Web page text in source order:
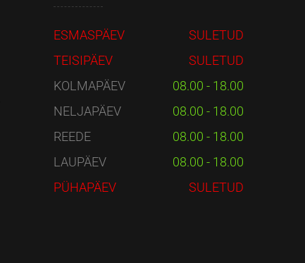
ESMASPÄEV
SULETUD
TEISIPÄEV
SULETUD
KOLMAPÄEV
08.00 - 18.00
NELJAPÄEV
08.00 - 18.00
REEDE
08.00 - 18.00
LAUPÄEV
08.00 - 18.00
PÜHAPÄEV
SULETUD